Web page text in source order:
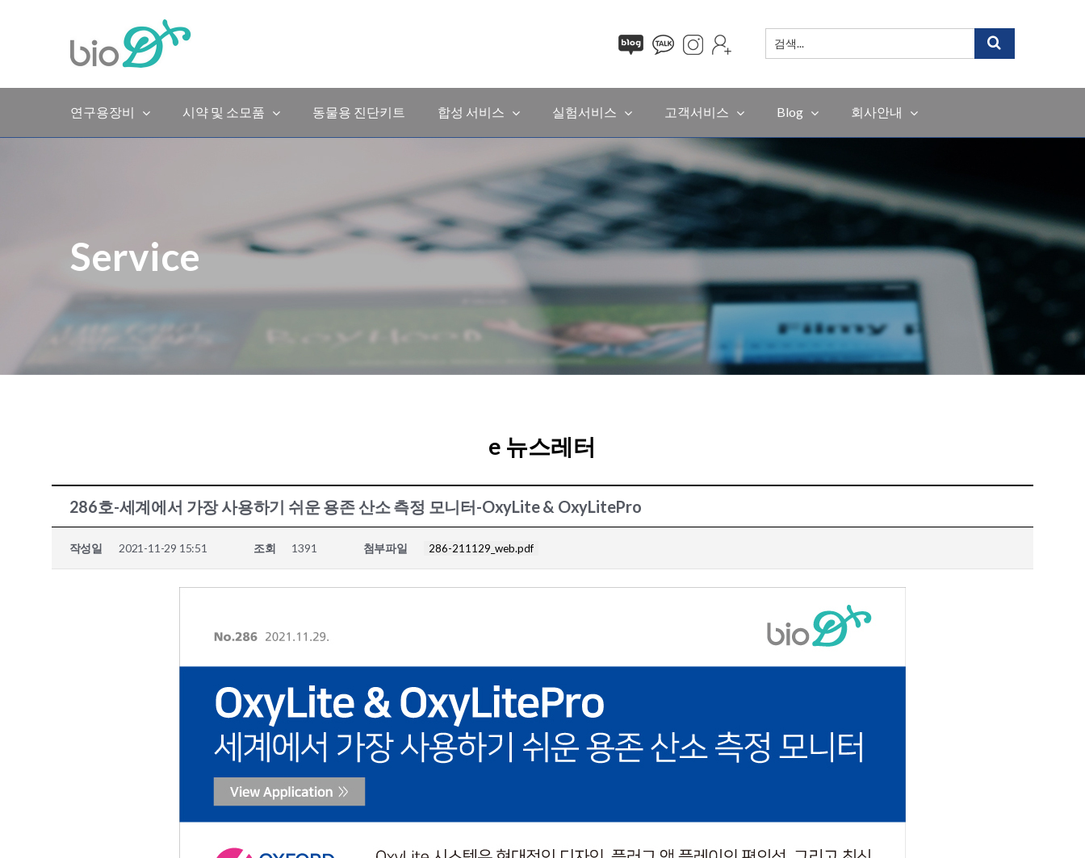
검
색
연구용장비 시약 및 소모품 동물용 진단키트 합성 서비스 실험서비스 고객서비스 Blog 회사안내
Service
e 뉴스레터
286호-세계에서 가장 사용하기 쉬운 용존 산소 측정 모니터-OxyLite & OxyLitePro
작성일 2021-11-29 15:51 조회 1391 첨부파일 286-211129_web.pdf